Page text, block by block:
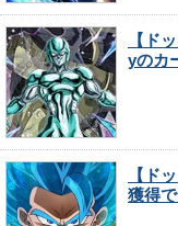
【ド
yのカ
【ド
獲得